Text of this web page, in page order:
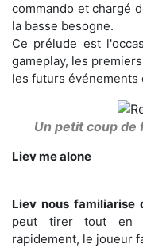
commando et chargé
la basse besogne.
Ce prélude est
gameplay, les
les futurs événements
Un petit coup de
Liev me alone
Liev nous familiarise
peut tirer tout en
rapidement, le joueur